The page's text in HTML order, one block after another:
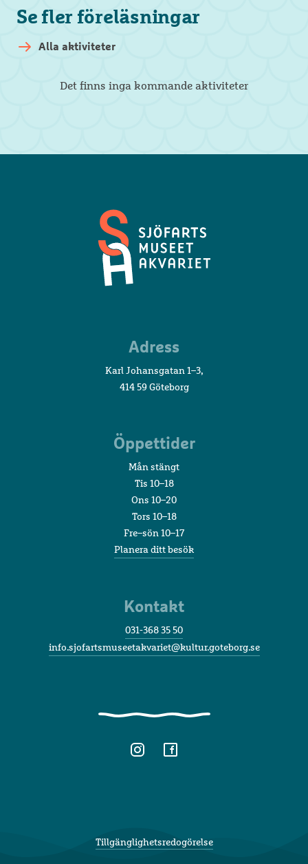
Se fler föreläsningar
Alla aktiviteter
Det finns inga kommande aktiviteter
AkvarietAdress
Karl Johansgatan 1–3,
414 59 Göteborg
Öppettider
Mån stängt
Tis 10–18
Ons 10–20
Tors 10–18
Fre–sön 10–17
Planera ditt besök
Kontakt
031-368 35 50
info.sjofartsmuseetakvariet@kultur.goteborg.se
Tillgänglighetsredogörelse